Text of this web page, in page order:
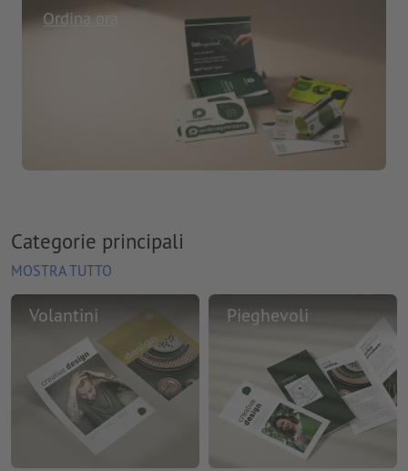
Ordina ora
Categorie principali
MOSTRA TUTTO
Volantini Pieghevoli